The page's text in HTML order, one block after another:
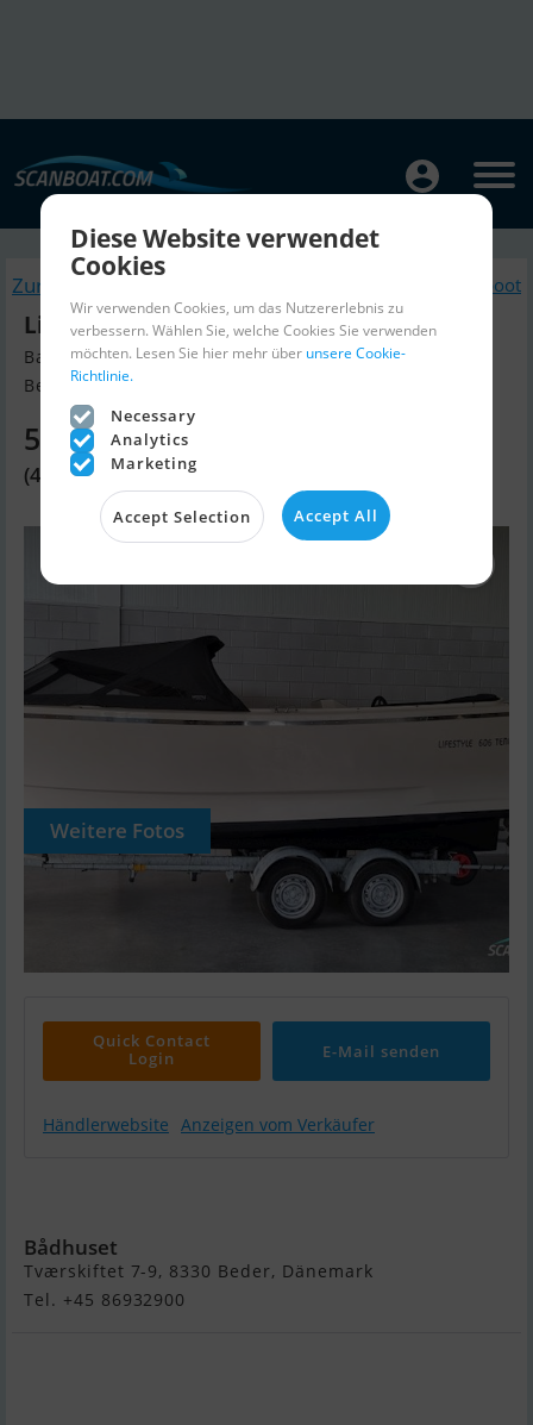
Zurück Ähnliche Motorboot
Lifestyle 606 Diesel
Baujahr 2025, Motorboot Verkaufen
Beder, Dänemark
58.240 EUR
(434.800 DKK)
Weitere Fotos
Quick Contact
Login
E-Mail senden
Händlerwebsite Anzeigen vom Verkäufer
Bådhuset
Tværskiftet 7-9, 8330 Beder, Dänemark
Tel. +45 86932900
Diese Website verwendet
Cookies
Wir verwenden Cookies, um das Nutzererlebnis zu
verbessern. Wählen Sie, welche Cookies Sie verwenden
möchten. Lesen Sie hier mehr über unsere Cookie-
Richtlinie.
Necessary
Analytics
Marketing
Accept Selection Accept All